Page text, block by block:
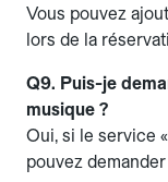
Vous pouvez
lors de la
Q9. Puis-je
musique ?
Oui, si le service
pouvez